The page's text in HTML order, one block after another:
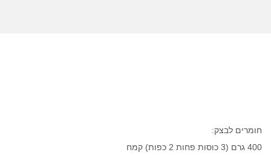
חומרים לבצק:
400 גרם (3 כוסות פחות 2 כפות) קמח